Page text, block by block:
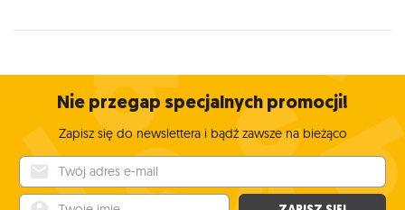
Nie przegap specjalnych promocji!
Zapisz się do newslettera i bądź zawsze na bieżąco